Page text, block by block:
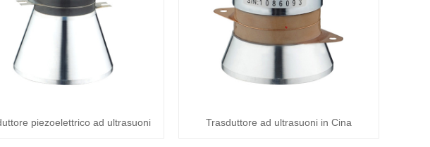
piezoelettrico ad ultrasuoni Trasduttore ad ultrasuoni in Cina